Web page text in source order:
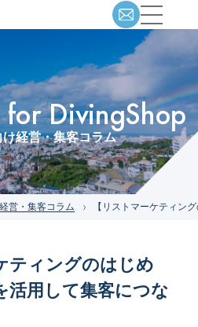
DivingShop
経営・集客コラム
営・集客コラム 【リストマーケティン
ティングのはじめ
活用して集客につな